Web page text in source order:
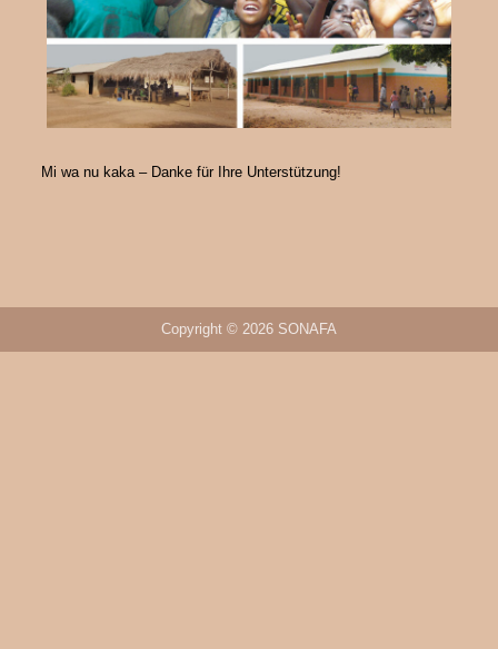
Mi wa nu kaka – Danke für Ihre Unterstützung!
Copyright © 2026 SONAFA